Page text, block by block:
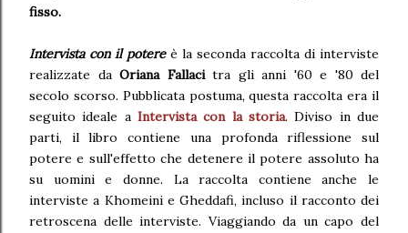
fisso.
Intervista con il potereè la seconda raccolta di interviste
realizzate da Oriana Fallaci tra gli anni '60 e '80 del
secolo scorso. Pubblicata postuma, questa raccolta era il
seguito ideale a Intervista con la storia. Diviso in due
parti, il libro contiene una profonda riflessione sul
potere e sull'effetto che detenere il potere assoluto ha
su uomini e donne. La raccolta contiene anche le
interviste a Khomeini e Gheddafi, incluso il racconto dei
retroscena delle interviste. Viaggiando da un capo del